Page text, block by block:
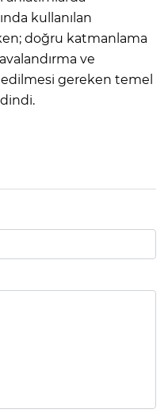
kullanılan
doğru katmanlama
ve
gereken temel